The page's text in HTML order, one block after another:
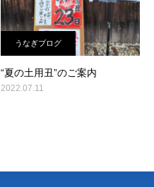
うなぎブログ
“夏の土用丑”のご案内
2022.07.11